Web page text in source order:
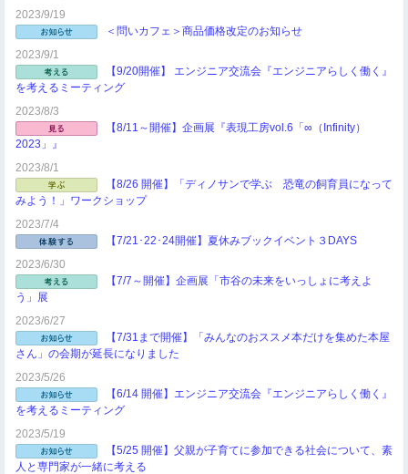
2023/9/19
＜問いカフェ＞商品価格改定のお知らせ
2023/9/1
【9/20開催】 エンジニア交流会『エンジニアらしく働く』
を考えるミーティング
2023/8/3
【8/11～開催】企画展『表現工房vol.6「∞（Infinity）
2023」』
2023/8/1
【8/26 開催】「ディノサンで学ぶ 恐竜の飼育員になって
みよう！」ワークショップ
2023/7/4
【7/21･22･24開催】夏休みブックイベント３DAYS
2023/6/30
【7/7～開催】企画展「市谷の未来をいっしょに考えよ
う」展
2023/6/27
【7/31まで開催】「みんなのおススメ本だけを集めた本屋
さん」の会期が延長になりました
2023/5/26
【6/14 開催】エンジニア交流会『エンジニアらしく働く』
を考えるミーティング
2023/5/19
【5/25 開催】父親が子育てに参加できる社会について、素
人と専門家が一緒に考える